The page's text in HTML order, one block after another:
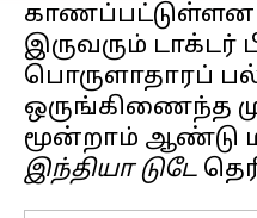
இருவரும்
பொருளாதாரப்
ஒருங்கிணைந்த
மூன்றாம் ஆண்டு
இந்தியா டுடே